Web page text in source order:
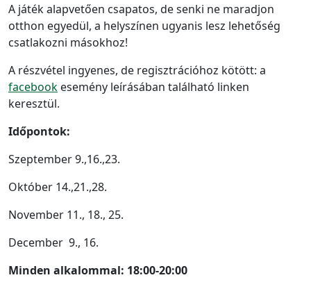
A játék alapvetően csapatos, de senki ne maradjon
otthon egyedül, a helyszínen ugyanis lesz lehetőség
csatlakozni másokhoz!
A részvétel ingyenes, de regisztrációhoz kötött: a
facebook esemény leírásában található linken
keresztül.
Időpontok:
Szeptember 9.,16.,23.
Október 14.,21.,28.
November 11., 18., 25.
December 9., 16.
Minden alkalommal: 18:00-20:00